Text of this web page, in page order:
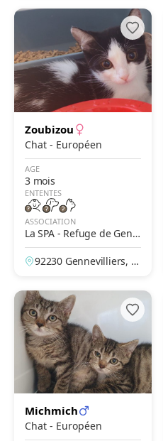
Zoubizou
Chat - Européen
AGE
3 mois
ENTENTES
ASSOCIATION
La SPA - Refuge de Genn
evilliers – Grammont
92230 Gennevilliers, H
Michmich
Chat - Européen